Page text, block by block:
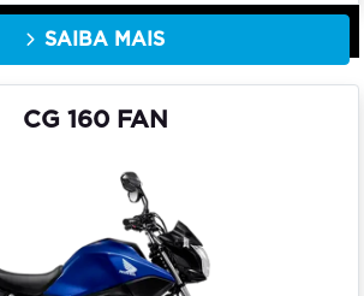
SAIBA MAIS
CG 160 FAN